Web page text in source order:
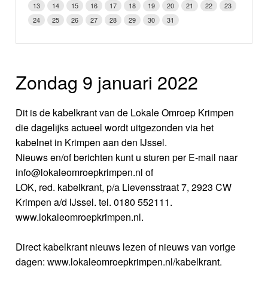
13
14 15 16 17 18 19 20 21 22
23
24
25 26 27 28 29 30 31
Zondag 9 januari 2022
Dit is de kabelkrant van de Lokale Omroep Krimpen
die dagelijks actueel wordt uitgezonden via het
kabelnet in Krimpen aan den IJssel.
Nieuws en/of berichten kunt u sturen per E-mail naar
info@lokaleomroepkrimpen.nl of
LOK, red. kabelkrant, p/a Lievensstraat 7, 2923 CW
Krimpen a/d IJssel. tel. 0180 552111.
www.lokaleomroepkrimpen.nl.
Direct kabelkrant nieuws lezen of nieuws van vorige
dagen: www.lokaleomroepkrimpen.nl/kabelkrant.